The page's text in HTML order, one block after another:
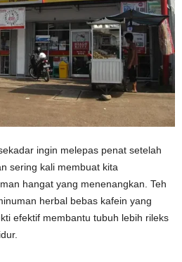
ingin melepas penat setelah
sering kali membuat kita
hangat yang menenangkan. Teh
herbal bebas kafein yang
efektif membantu tubuh lebih rileks